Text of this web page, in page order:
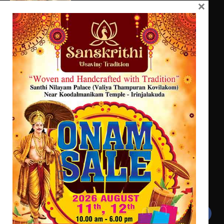
ജില്ലയിൽ എല്ലാ വിദ്യാഭ്യാസ
എം.ജി. യൂണിവേഴ്‌സിറ്റിയിൽ നിന്ന്
ഇംഗ്ളീഷ് സാഹിത്യത്തിൽ
ഡോക്ടറേറ്റ് നേടിയ എൻ. ആര്യ
സെന്റ് ജോസഫ്സ് കോളജ്
കോമേഴ്‌സ് അസോസിയേഷന്
തുടക്കമായി
കോമേഴ്സ് എക്സ്പോയുമായി എസ്
എൻ ഹയർ സെക്കൻഡറി
വിദ്യാർത്ഥികൾ
സർഗ്ഗസാഹിതി- കവിതാസംഗമം 2026
കവിതാ ചർച്ച കാട്ടൂർ, ടി. കെ.
ബാലൻ ഹാളിൽ 16ന്
Get In Touch
Twitter Facebook
×